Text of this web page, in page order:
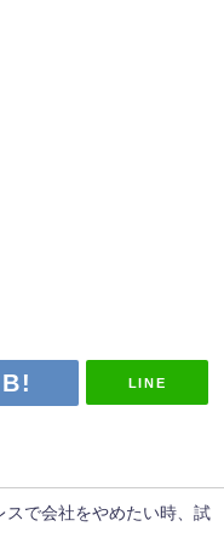
LINE
スで会社をやめたい時、試